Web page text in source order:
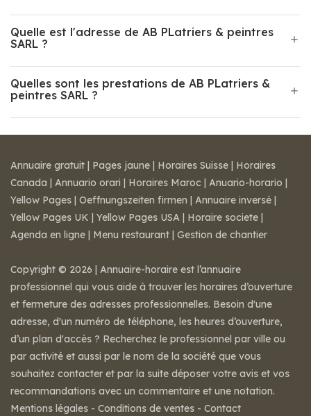
Quelle est l'adresse de AB PLatriers & peintres
SARL ?
Quelles sont les prestations de AB PLatriers &
peintres SARL ?
Annuaire gratuit | Pages jaune | Horaires Suisse | Horaires
Canada | Annuario orari | Horaires Maroc | Anuario-horario |
Yellow Pages | Oeffnungszeiten firmen | Annuaire inversé |
Yellow Pages UK | Yellow Pages USA | Horaire societe |
Agenda en ligne | Menu restaurant | Gestion de chantier
Copyright © 2026 | Annuaire-horaire est l’annuaire
professionnel qui vous aide à trouver les horaires d’ouverture
et fermeture des adresses professionnelles. Besoin d'une
adresse, d'un numéro de téléphone, les heures d’ouverture,
d’un plan d'accès ? Recherchez le professionnel par ville ou
par activité et aussi par le nom de la société que vous
souhaitez contacter et par la suite déposer votre avis et vos
recommandations avec un commentaire et une notation.
Mentions légales - Conditions de ventes - Contact